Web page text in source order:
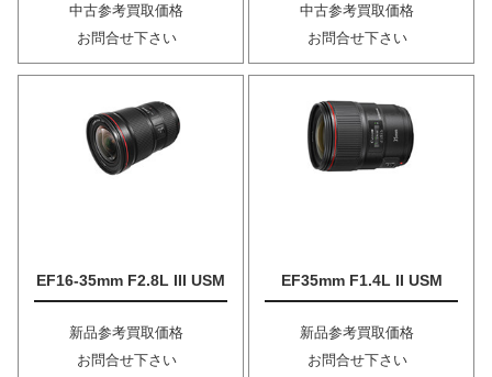
中古参考買取価格
お問合せ下さい
中古参考買取価格
お問合せ下さい
EF16-35mm F2.8L III USM
新品参考買取価格
お問合せ下さい
EF35mm F1.4L II USM
新品参考買取価格
お問合せ下さい